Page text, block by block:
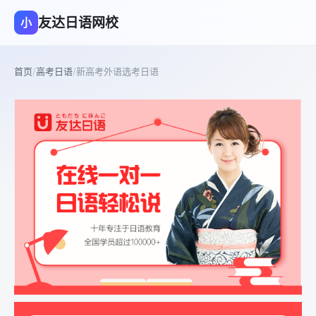
小 友达日语网校
首页/高考日语/新高考外语选考日语